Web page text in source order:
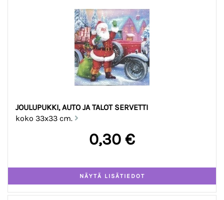
JOULUPUKKI, AUTO JA TALOT SERVETTI
koko 33x33 cm.
0,30 €